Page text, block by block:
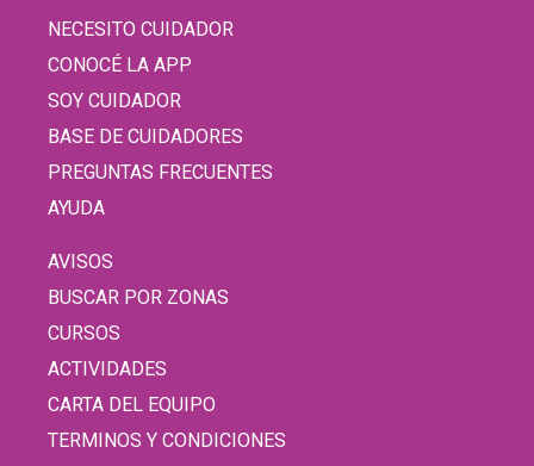
NECESITO CUIDADOR
CONOCÉ LA APP
SOY CUIDADOR
BASE DE CUIDADORES
PREGUNTAS FRECUENTES
AYUDA
AVISOS
BUSCAR POR ZONAS
CURSOS
ACTIVIDADES
CARTA DEL EQUIPO
TERMINOS Y CONDICIONES